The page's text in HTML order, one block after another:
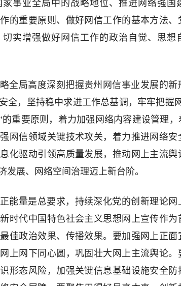
事业全局中的战略地位、推进网络强国
的重要原则、做好网信工作的基本方法、
实增强做好网信工作的政治自觉、思想
全局高度深刻把握贵州网信事业发展的新
全，坚持稳中求进工作总基调，牢牢把握
的重要原则，着力加强网络内容建设管理
网信领域关键技术攻关，着力推进网络安
化驱动引领高质量发展，推动网上主流舆
发展、网络空间治理迈上新台阶。
能量是总要求，持续深化党的创新理论网
时代中国特色社会主义思想网上宣传作为
佳政治效果、传播效果。要加强网上正面
上网下同心圆，巩固壮大网上主流舆论。
形态风险，加强关键信息基础设施安全防